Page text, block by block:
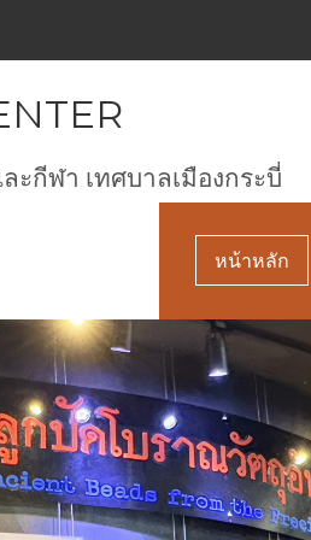
กีฬา เทศบาลเมืองกระบี่
หน้าหลัก